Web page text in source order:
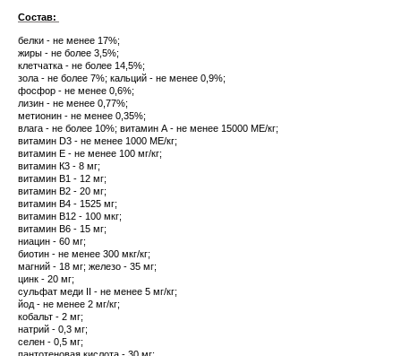
Состав:
белки - не менее 17%;
жиры - не более 3,5%;
клетчатка - не более 14,5%;
зола - не более 7%; кальций - не менее 0,9%;
фосфор - не менее 0,6%;
лизин - не менее 0,77%;
метионин - не менее 0,35%;
влага - не более 10%; витамин А - не менее 15000 МЕ/кг;
витамин D3 - не менее 1000 МЕ/кг;
витамин Е - не менее 100 мг/кг;
витамин К3 - 8 мг;
витамин В1 - 12 мг;
витамин В2 - 20 мг;
витамин В4 - 1525 мг;
витамин В12 - 100 мкг;
витамин В6 - 15 мг;
ниацин - 60 мг;
биотин - не менее 300 мкг/кг;
магний - 18 мг; железо - 35 мг;
цинк - 20 мг;
сульфат меди II - не менее 5 мг/кг;
йод - не менее 2 мг/кг;
кобальт - 2 мг;
натрий - 0,3 мг;
селен - 0,5 мг;